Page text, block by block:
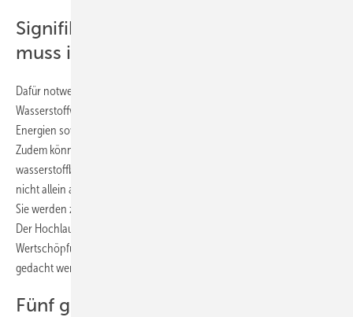
Signifikanter Wasserstoff-Anteil
muss importiert werden
Dafür notwendig seien ein rascher Markthochlauf der
Wasserstoffwirtschaft, ein ehrgeiziger Ausbau der erneuerbaren
Energien sowie der schnelle Aus- und Aufbau einer Netzinfrastruktur.
Zudem können laut der Metastudie Wasserstoff und
wasserstoffbasierte Syntheseprodukte in ihrer benötigten Menge
nicht allein auf Basis einheimischer Ressourcen bereitgestellt werden:
Sie werden zu einem signifikanten Anteil importiert werden müssen.
Der Hochlauf der Wasserstoffwirtschaft mit ihren internationalen
Wertschöpfungsketten müsse deshalb europäisch und global zugleich
gedacht werden.
Fünf große ToDos für Hochlauf einer